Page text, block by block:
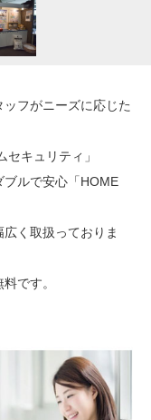
フがニーズに応じた
キュリティ」
ブルで安心「HOME
く取扱っておりま
です。